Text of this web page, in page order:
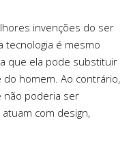
invenções do ser
tecnologia é mesmo
que ela pode substituir
homem. Ao contrário,
não poderia ser
com design,